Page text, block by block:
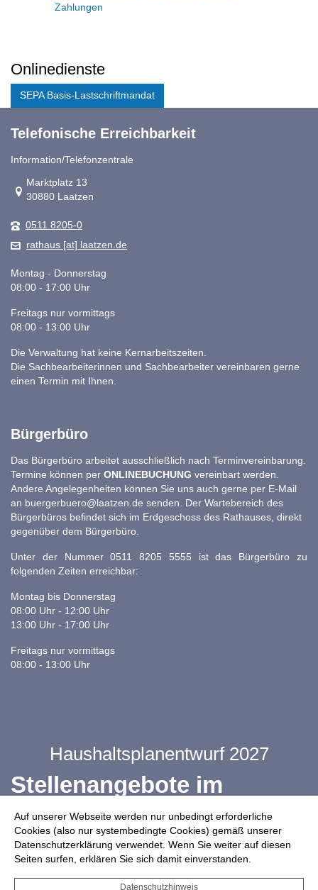
Auf unserer Webseite werden nur unbedingt erforderliche
Cookies (also nur systembedingte Cookies) gemäß unserer
Datenschutzerklärung verwendet. Wenn Sie weiter auf diesen
Seiten surfen, erklären Sie sich damit einverstanden.
Datenschutzhinweis
Zahlungen
Onlinedienste
SEPA Basis-Lastschriftmandat
Telefonische Erreichbarkeit
Information/Telefonzentrale
Link zur Google-Maps Navigation
Marktplatz 13
30880 Laatzen
0511 8205-0
rathaus [at] laatzen.de
Montag - Donnerstag
08:00 - 17:00 Uhr
Freitags nur vormittags
08:00 - 13:00 Uhr
Die Verwaltung hat keine Kernarbeitszeiten.
Die Sachbearbeiterinnen und Sachbearbeiter vereinbaren gerne
einen Termin mit Ihnen.
Bürgerbüro
Das Bürgerbüro arbeitet ausschließlich nach Terminvereinbarung.
Termine können per ONLINEBUCHUNG vereinbart werden.
Andere Angelegenheiten können Sie uns auch gerne per E-Mail
an buergerbuero@laatzen.de senden. Der Wartebereich des
Bürgerbüros befindet sich im Erdgeschoss des Rathauses, direkt
gegenüber dem Bürgerbüro.
Unter der Nummer 0511 8205 5555 ist das Bürgerbüro zu
folgenden Zeiten erreichbar:
Montag bis Donnerstag
08:00 Uhr - 12:00 Uhr
13:00 Uhr - 17:00 Uhr
Freitags nur vormittags
08:00 - 13:00 Uhr
Haushaltsplanentwurf 2027
Stellenangebote im
Ganztag
Infos zur Drohnennutzung
Starkregengefahrenkarte